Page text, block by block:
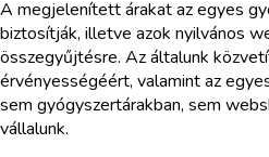
A megjelenített árakat az egyes
biztosítják, illetve azok nyilvános
összegyűjtésre. Az általunk
érvényességéért, valamint az
sem gyógyszertárakban, sem
vállalunk.